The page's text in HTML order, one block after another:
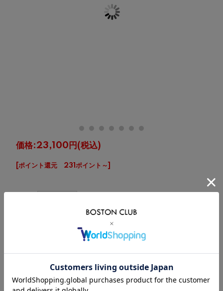
価格:23,100円 (税込)
[ポイント還元 231ポイント～]
サイズ
23.0cm × 入荷連絡を希望